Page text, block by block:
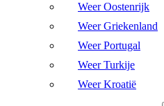
Weer Oostenrijk
Weer Griekenland
Weer Portugal
Weer Turkije
Weer Kroatië